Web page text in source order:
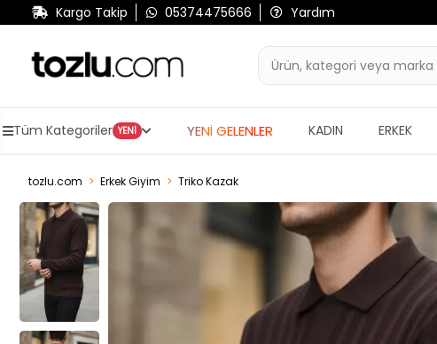
Kargo Takip 05374475666 Yardım
Tüm Kategoriler YENİ YENİ GELENLER KADIN ERKEK
tozlu.com Erkek Giyim Triko Kazak